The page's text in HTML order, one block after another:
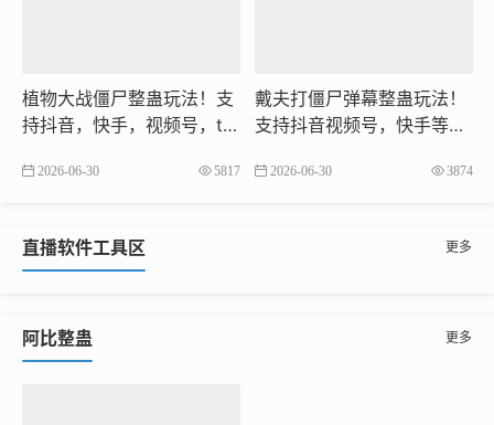
植物大战僵尸整蛊玩法！支
持抖音，快手，视频号，tik
2026-06-30 5817
戴夫打僵尸弹幕整蛊玩法！
支持抖音视频号，快手等多
2026-06-30 3874
直播软件工具区 更多
阿比整蛊 更多